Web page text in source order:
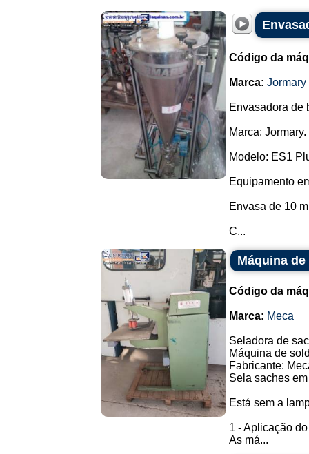
Código da
Marca: Jormary
Envasadora de
Marca: Jormary.
Modelo: ES1
Equipamento
Envasa de 10
C...
Máquina
Código da
Marca: Meca
Seladora de
Máquina de
Fabricante:
Sela saches
Está sem a
1 - Aplicação
As má...